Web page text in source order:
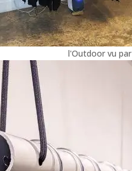
l'Outdoor vu par